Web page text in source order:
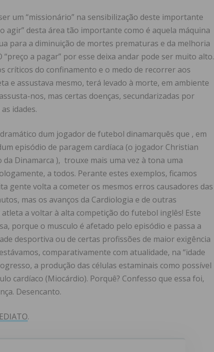
um “missionário” na sensibilização deste importante
agir” desta área tão importante como é aquela máquina
para a diminuição de mortes prematuras e da melhoria
a pagar” por esse deixa andar pode ser muito alto.
críticos do confinamento e o medo de recorrer aos
e assustava mesmo, terá levado à morte, em ambiente
nos, mas certas doenças, secundarizadas por
idades.
dum jogador de futebol dinamarquês que , em
episódio de paragem cardíaca (o jogador Christian
Dinamarca ), trouxe mais uma vez à tona uma
a todos. Perante estes exemplos, ficamos
gente volta a cometer os mesmos erros causadores das
mas os avanços da Cardiologia e de outras
atleta a voltar à alta competição do futebol inglês! Este
porque o musculo é afetado pelo episódio e passa a
desportiva ou de certas profissões de maior exigência
comparativamente com atualidade, na “idade
a produção das células estaminais como possível
cardíaco (Miocárdio). Porquê? Confesso que essa foi,
Desencanto.
.